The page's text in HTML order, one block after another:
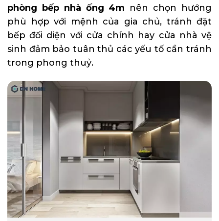
phòng bếp nhà ống 4m nên chọn hướng
phù hợp với mệnh của gia chủ, tránh đặt
bếp đối diện với cửa chính hay cửa nhà vệ
sinh đảm bảo tuân thủ các yếu tố cần tránh
trong phong thuỷ.